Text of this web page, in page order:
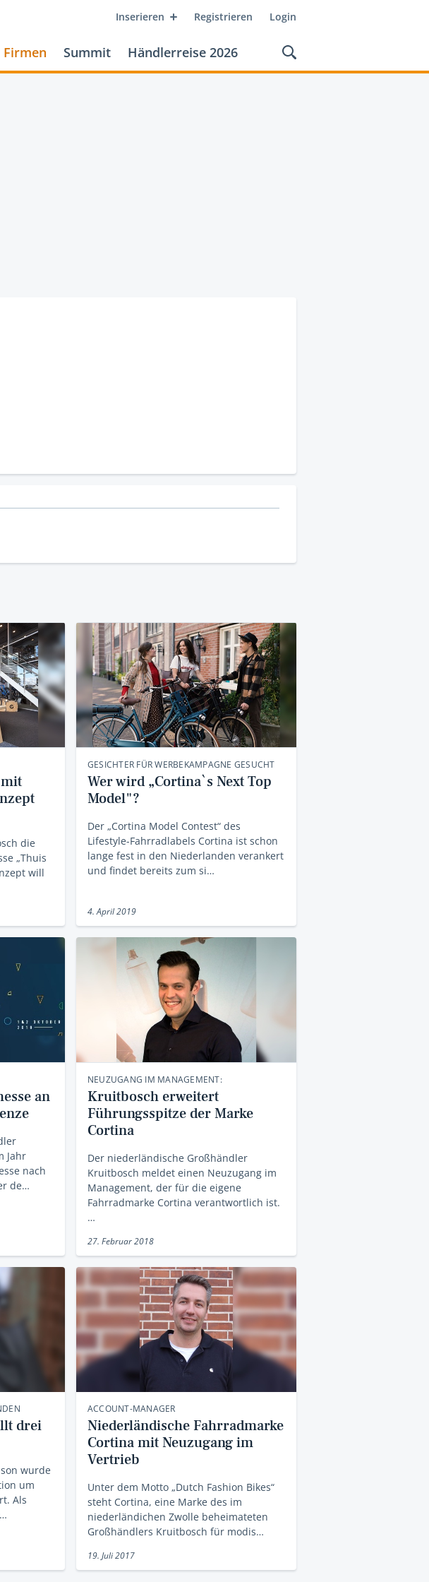
Inserieren Registrieren Login
Firmen Summit Händlerreise 2026
die
„Thuis
will
GESICHTER FÜR WERBEKAMPAGNE GESUCHT
Wer wird „Cortina`s Next Top
Model"?
Der „Cortina Model Contest“ des
Lifestyle-Fahrradlabels Cortina ist schon
lange fest in den Niederlanden verankert
und findet bereits zum si…
4. April 2019
an
Jahr
nach
de…
NEUZUGANG IM MANAGEMENT:
Kruitbosch erweitert
Führungsspitze der Marke
Cortina
Der niederländische Großhändler
Kruitbosch meldet einen Neuzugang im
Management, der für die eigene
Fahrradmarke Cortina verantwortlich ist.
…
27. Februar 2018
drei
wurde
um
Als
ACCOUNT-MANAGER
Niederländische Fahrradmarke
Cortina mit Neuzugang im
Vertrieb
Unter dem Motto „Dutch Fashion Bikes“
steht Cortina, eine Marke des im
niederländichen Zwolle beheimateten
Großhändlers Kruitbosch für modis…
19. Juli 2017